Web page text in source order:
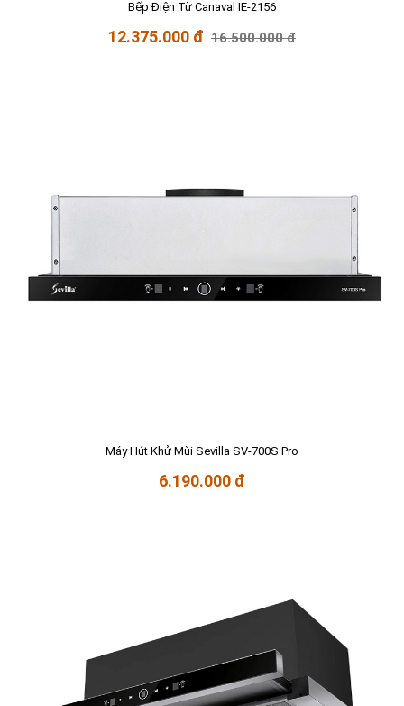
Bếp Điện Từ Canaval IE-2156
12.375.000 đ 16.500.000 đ
Máy Hút Khử Mùi Sevilla SV-700S Pro
6.190.000 đ